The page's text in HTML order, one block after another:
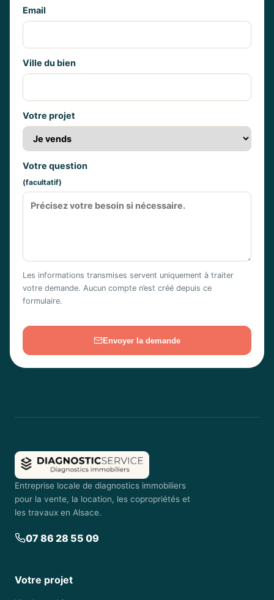
Email
Ville du bien
Votre projet
Votre question
(facultatif)
Les informations transmises servent uniquement à traiter
votre demande. Aucun compte n’est créé depuis ce
formulaire.
Envoyer la demande
Entreprise locale de diagnostics immobiliers
pour la vente, la location, les copropriétés et
les travaux en Alsace.
07 86 28 55 09
Votre projet